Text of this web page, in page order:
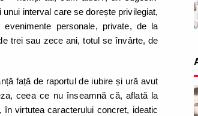
interval care se dorește privilegiat,
personale, private, de la
trei sau zece ani, totul se învârte, de
față de raportul de iubire și ură avut
ceea ce nu înseamnă că, aflată la
virtutea caracterului concret, ideatic